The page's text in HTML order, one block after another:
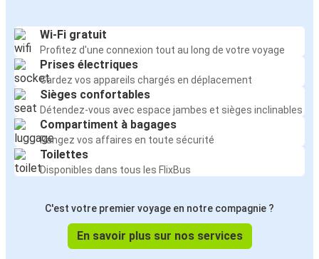
Wi-Fi gratuit
Profitez d'une connexion tout au long de votre voyage
Prises électriques
Gardez vos appareils chargés en déplacement
Sièges confortables
Détendez-vous avec espace jambes et sièges inclinables
Compartiment à bagages
Rangez vos affaires en toute sécurité
Toilettes
Disponibles dans tous les FlixBus
C'est votre premier voyage en notre compagnie ?
En savoir plus sur nos services